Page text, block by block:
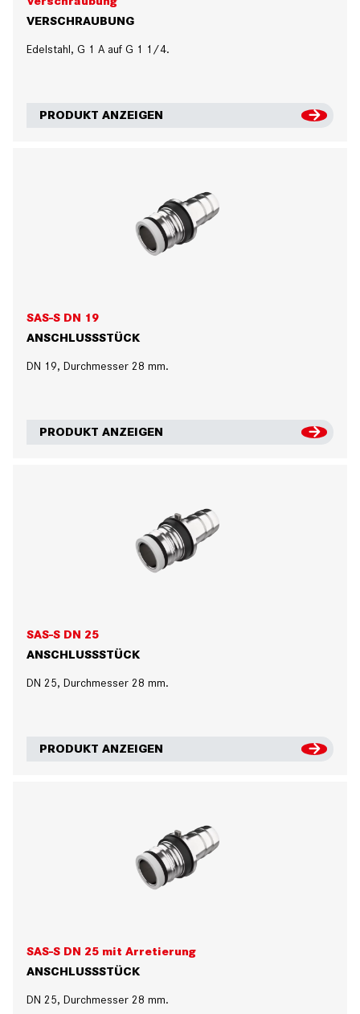
VERSCHRAUBUNG
Edelstahl, G 1 A auf G 1 1/4.
PRODUKT ANZEIGEN
SAS-S DN 19
ANSCHLUSSSTÜCK
DN 19, Durchmesser 28 mm.
PRODUKT ANZEIGEN
SAS-S DN 25
ANSCHLUSSSTÜCK
DN 25, Durchmesser 28 mm.
PRODUKT ANZEIGEN
SAS-S DN 25 mit Arretierung
ANSCHLUSSSTÜCK
DN 25, Durchmesser 28 mm.